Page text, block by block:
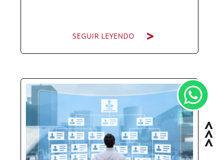
SEGUIR LEYENDO
Pocas figuras han ganado tanto peso
en la estructura corporativa española
en la última década como el
compliance officer. Desde que la
reforma del Código Penal extendió la
responsabilidad penal a las personas